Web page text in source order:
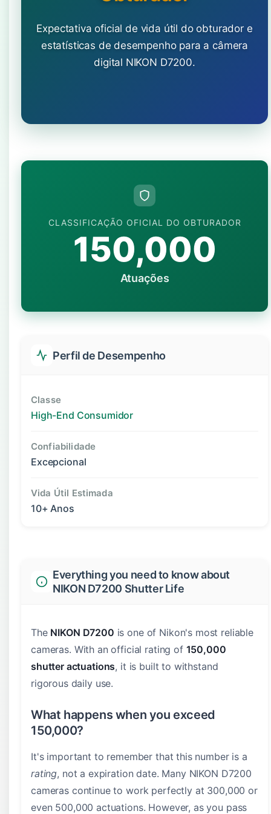
Expectativa oficial de vida útil do obturador e
estatísticas de desempenho para a câmera
digital NIKON D7200.
CLASSIFICAÇÃO OFICIAL DO OBTURADOR
150,000
Atuações
Perfil de Desempenho
Classe
High-End Consumidor
Confiabilidade
Excepcional
Vida Útil Estimada
10+ Anos
Everything you need to know about
NIKON D7200 Shutter Life
The NIKON D7200 is one of Nikon's most reliable
cameras. With an official rating of 150,000
shutter actuations, it is built to withstand
rigorous daily use.
What happens when you exceed
150,000?
It's important to remember that this number is a
rating, not a expiration date. Many NIKON D7200
cameras continue to work perfectly at 300,000 or
even 500,000 actuations. However, as you pass